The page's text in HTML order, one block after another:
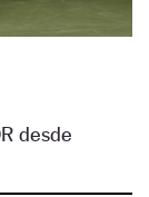
desde